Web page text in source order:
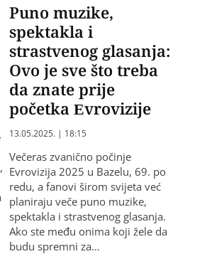
Puno muzike,
spektakla i
strastvenog glasanja:
Ovo je sve što treba
da znate prije
početka Evrovizije
13.05.2025. | 18:15
Večeras zvanično počinje
Evrovizija 2025 u Bazelu, 69. po
redu, a fanovi širom svijeta već
planiraju veče puno muzike,
spektakla i strastvenog glasanja.
Ako ste među onima koji žele da
budu spremni za…